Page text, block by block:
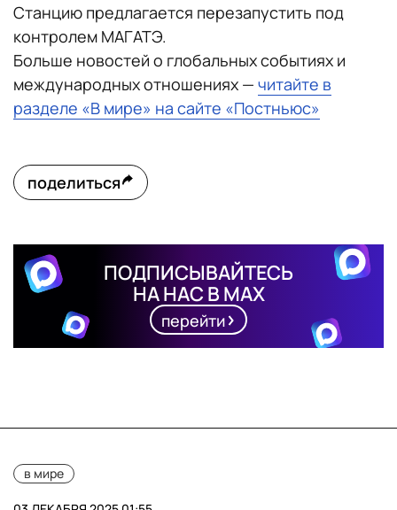
Станцию предлагается перезапустить под
контролем МАГАТЭ.
Больше новостей о глобальных событиях и
международных отношениях — читайте в
разделе «В мире» на сайте «Постньюс»
поделиться
ПОДПИСЫВАЙТЕСЬ
НА НАС В MAX
перейти
в мире